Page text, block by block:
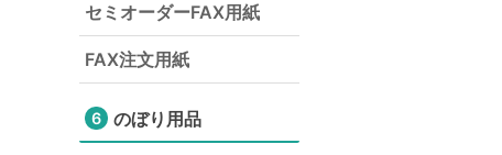
セミオーダーFAX用紙
FAX注文用紙
6 のぼり用品